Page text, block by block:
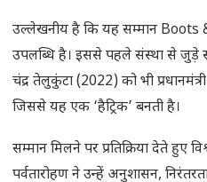
उल्लेखनीय है कि यह सम्मान
उपलब्धि है। इससे पहले संस्था से जुड़े
चंद्र तेलुकुंटा (2022) को भी
जिससे यह एक ‘हैट्रिक’ बनती है।
सम्मान मिलने पर प्रतिक्रिया देते हुए
पर्वतारोहण ने उन्हें अनुशासन,